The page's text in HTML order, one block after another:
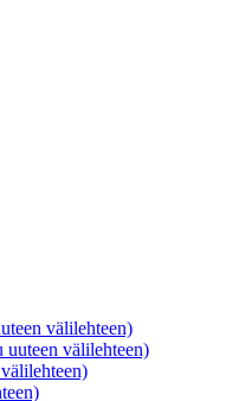
välilehteen)
uuteen välilehteen)